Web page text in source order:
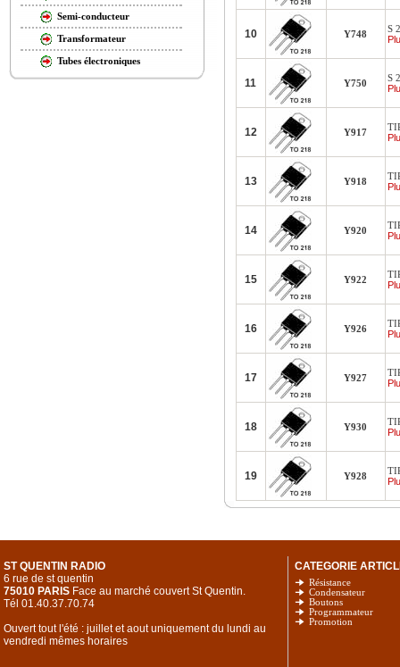
Semi-conducteur
Transformateur
Tubes électroniques
10 Y748
S
11 Y750
S
12 Y917
13 Y918
14 Y920
15 Y922
16 Y926
17 Y927
18 Y930
19 Y928
ST QUENTIN RADIO
6 rue de st quentin
75010 PARIS Face au marché couvert St Quentin.
Tél 01.40.37.70.74
Ouvert tout l'été : juillet et aout uniquement du lundi au
vendredi mêmes horaires
CATEGORIE
Résistance
Condensateur
Boutons
Programmateur
Promotion